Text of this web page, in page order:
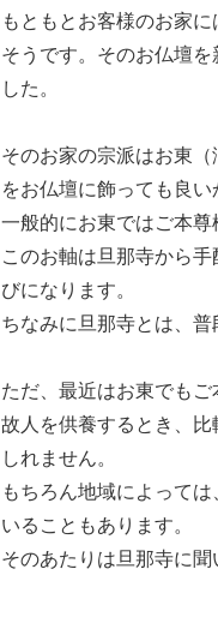
もともとお客様のお家
そうです。そのお仏壇
した。
そのお家の宗派はお東
をお仏壇に飾っても良い
一般的にお東ではご本尊
このお軸は旦那寺から
びになります。
ちなみに旦那寺とは、
ただ、最近はお東でも
故人を供養するとき、
しれません。
もちろん地域によって
いることもあります。
そのあたりは旦那寺に聞